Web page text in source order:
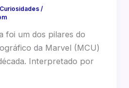
Curiosidades/
foi um dos pilares do
da Marvel (MCU)
Interpretado por